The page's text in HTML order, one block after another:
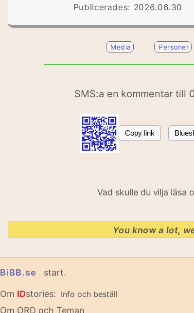
Publicerades: 2026.06.30
Media Personer
SMS:a en kommentar till
Copy link
Vad skulle du vilja läsa
You know a lot,
BiBB.se start.
Om IDstories: Info och beställ
Om ORD och Teman